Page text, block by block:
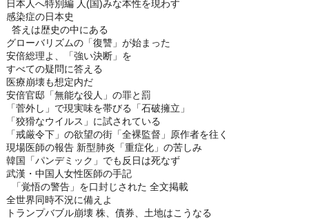
日本人へ特別編 人(国)みな本性を現わす
感染症の日本史
答えは歴史の中にある
グローバリズムの「復讐」が始まった
安倍総理よ、「強い決断」を
すべての疑問に答える
医療崩壊も想定内だ
安倍官邸「無能な役人」の罪と罰
「菅外し」で現実味を帯びる「石破擁立」
「狡猾なウイルス」に試されている
「戒厳令下」の欲望の街「全裸監督」原作者を往く
現場医師の報告 新型肺炎「重症化」の苦しみ
韓国「パンデミック」でも反日は死なず
武漢・中国人女性医師の手記
「覚悟の警告」を口封じされた 全文掲載
全世界同時不況に備えよ
トランプバブル崩壊 株、債券、土地はこうなる